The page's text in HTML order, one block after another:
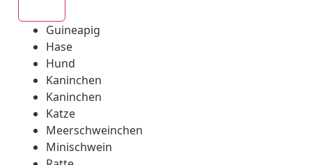
Guineapig
Hase
Hund
Kaninchen
Kaninchen
Katze
Meerschweinchen
Minischwein